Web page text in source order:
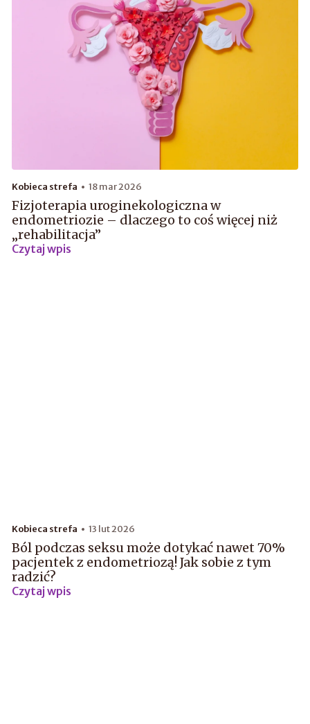
Kobieca strefa 18 mar 2026
Fizjoterapia uroginekologiczna w
endometriozie – dlaczego to coś więcej niż
„rehabilitacja”
Czytaj wpis
Kobieca strefa 13 lut 2026
Ból podczas seksu może dotykać nawet 70%
pacjentek z endometriozą! Jak sobie z tym
radzić?
Czytaj wpis